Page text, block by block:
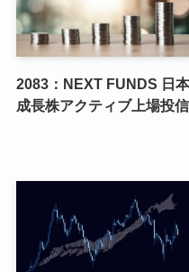
2083：NEXT FUNDS 日本
成長株アクティブ上場投信